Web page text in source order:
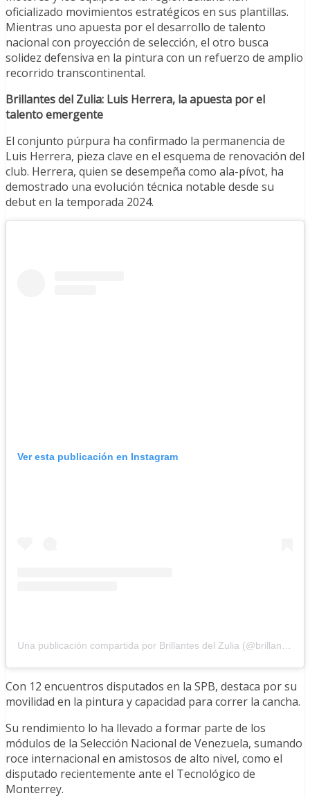
oficializado movimientos estratégicos en sus plantillas.
Mientras uno apuesta por el desarrollo de talento
nacional con proyección de selección, el otro busca
solidez defensiva en la pintura con un refuerzo de amplio
recorrido transcontinental.
Brillantes del Zulia: Luis Herrera, la apuesta por el
talento emergente
El conjunto púrpura ha confirmado la permanencia de
Luis Herrera, pieza clave en el esquema de renovación del
club. Herrera, quien se desempeña como ala-pívot, ha
demostrado una evolución técnica notable desde su
debut en la temporada 2024.
Ver esta publicación en Instagram
Una publicación compartida por Brillantes del Zulia (@brillantes_bbc)
Con 12 encuentros disputados en la SPB, destaca por su
movilidad en la pintura y capacidad para correr la cancha.
Su rendimiento lo ha llevado a formar parte de los
módulos de la Selección Nacional de Venezuela, sumando
roce internacional en amistosos de alto nivel, como el
disputado recientemente ante el Tecnológico de
Monterrey.